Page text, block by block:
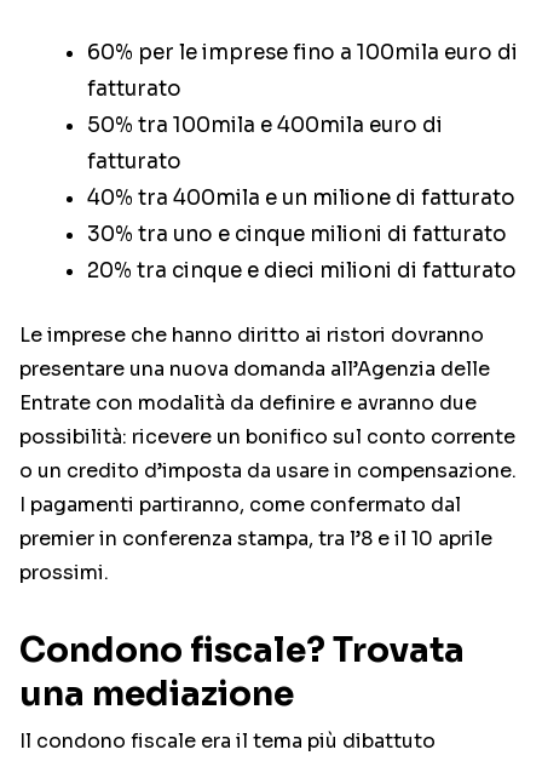
60% per le imprese fino a 100mila euro di
fatturato
50% tra 100mila e 400mila euro di
fatturato
40% tra 400mila e un milione di fatturato
30% tra uno e cinque milioni di fatturato
20% tra cinque e dieci milioni di fatturato
Le imprese che hanno diritto ai ristori dovranno
presentare una nuova domanda all’Agenzia delle
Entrate con modalità da definire e avranno due
possibilità: ricevere un bonifico sul conto corrente
o un credito d’imposta da usare in compensazione.
I pagamenti partiranno, come confermato dal
premier in conferenza stampa, tra l’8 e il 10 aprile
prossimi.
Condono fiscale? Trovata
una mediazione
Il condono fiscale era il tema più dibattuto